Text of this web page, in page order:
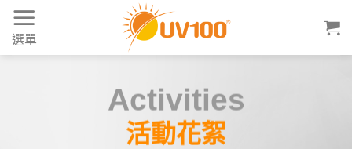
Skip
content
選單
Activities
活動花絮